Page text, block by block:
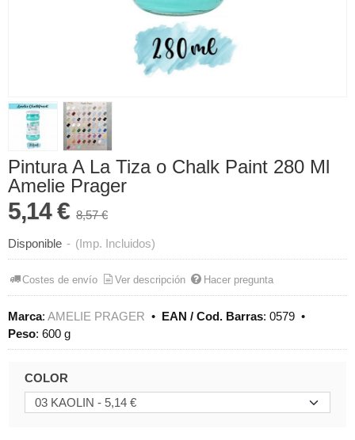
Pintura A La Tiza o Chalk Paint 280 Ml
Amelie Prager
5,14 € 8,57 €
Disponible - (Imp. Incluidos)
Costes de envío Ver descripción Hacer pregunta
Marca: AMELIE PRAGER • EAN / Cod. Barras: 0579 •
Peso: 600 g
COLOR